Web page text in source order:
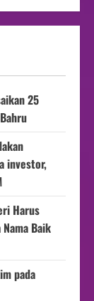
25
investor,
Harus
Baik
pada